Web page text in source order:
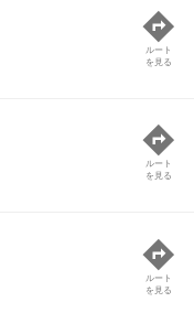
ルート
を見る
ルート
を見る
ルート
を見る